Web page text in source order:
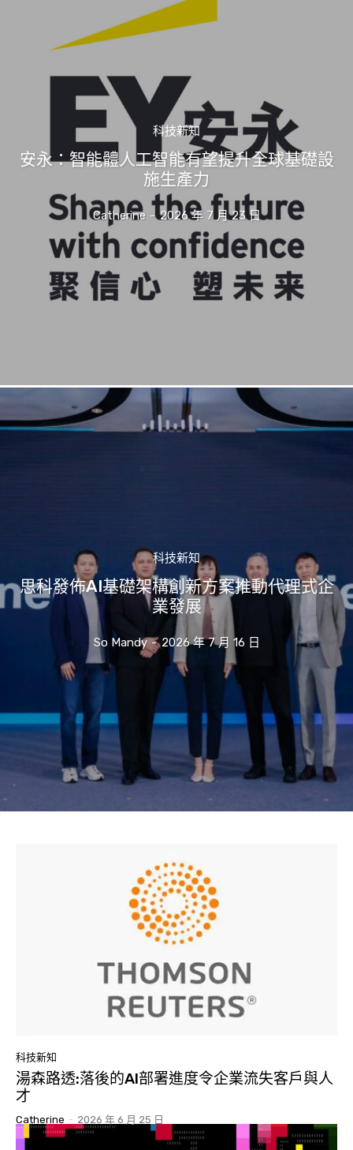
科技新知
安永：智能體人工智能有望提升全球基礎設
施生產力
Catherine - 2026 年 7 月 23 日
科技新知
思科發佈AI基礎架構創新方案推動代理式企
業發展
So Mandy - 2026 年 7 月 16 日
科技新知
湯森路透:落後的AI部署進度令企業流失客戶與人
才
Catherine - 2026 年 6 月 25 日